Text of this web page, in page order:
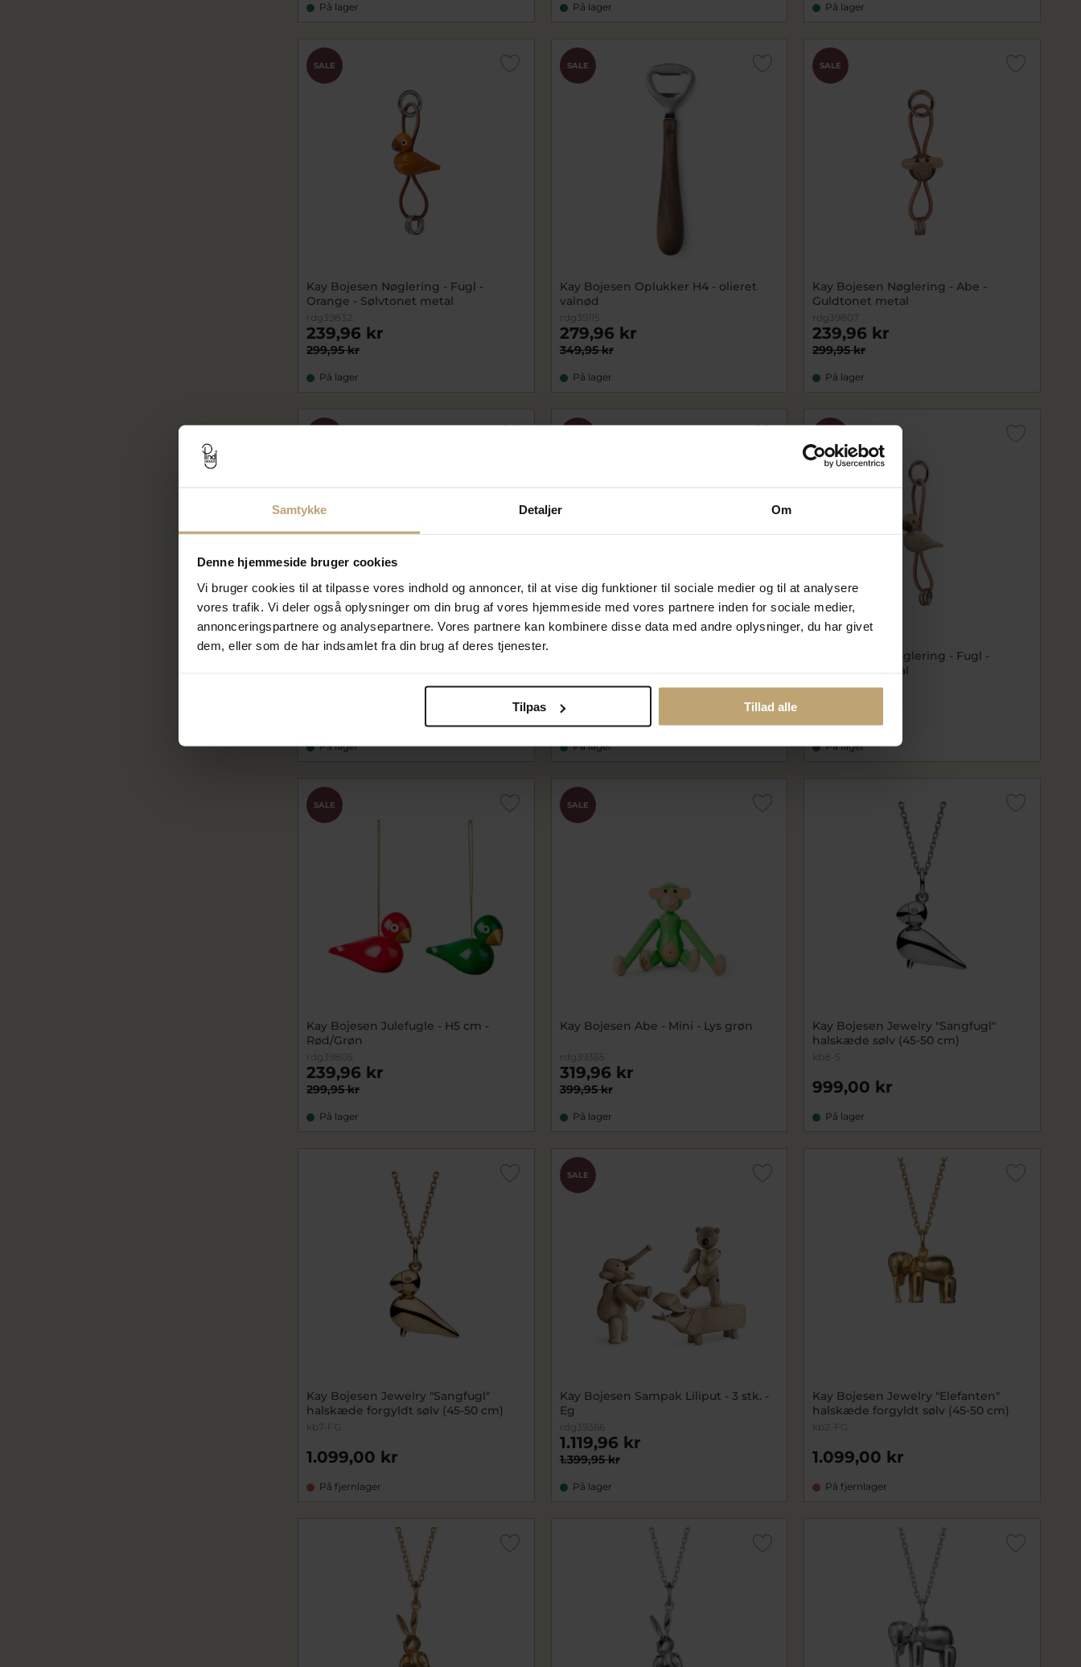
Samtykke Detaljer Om
Denne hjemmeside bruger cookies
Vi bruger cookies til at tilpasse vores indhold og annoncer, til at vise dig funktioner til sociale medier og til at analysere
vores trafik. Vi deler også oplysninger om din brug af vores hjemmeside med vores partnere inden for sociale medier,
annonceringspartnere og analysepartnere. Vores partnere kan kombinere disse data med andre oplysninger, du har givet
dem, eller som de har indsamlet fra din brug af deres tjenester.
Tilpas Tillad alle
På lager På lager På lager
SALE
Kay Bojesen Nøglering - Fugl -
Orange - Sølvtonet metal
rdg39832
299,95 kr
239,96 kr
På lager
SALE
Kay Bojesen Oplukker H4 - olieret
valnød
rdg39115
349,95 kr
279,96 kr
På lager
SALE
Kay Bojesen Nøglering - Abe -
Guldtonet metal
rdg39807
299,95 kr
239,96 kr
På lager
Kay Bojesen Nøglering - Abe -
På lager
rdg39808
239,96 kr
På lager
Kay Bojesen Nøglering - Fugl -
Guldtonet metal
rdg39665
På lager
SALE
Kay Bojesen Julefugle - H5 cm -
Rød/Grøn
rdg39805
299,95 kr
239,96 kr
På lager
SALE
Kay Bojesen Abe - Mini - Lys grøn
rdg39365
399,95 kr
319,96 kr
På lager
Kay Bojesen Jewelry "Sangfugl"
halskæde sølv (45-50 cm)
kb8-S
999,00 kr
På lager
Kay Bojesen Jewelry "Sangfugl"
halskæde forgyldt sølv (45-50 cm)
kb7-FG
1.099,00 kr
På fjernlager
SALE
Kay Bojesen Sampak Liliput - 3 stk. -
Eg
rdg39366
1.399,95 kr
1.119,96 kr
På lager
Kay Bojesen Jewelry "Elefanten"
halskæde forgyldt sølv (45-50 cm)
kb2-FG
1.099,00 kr
På fjernlager